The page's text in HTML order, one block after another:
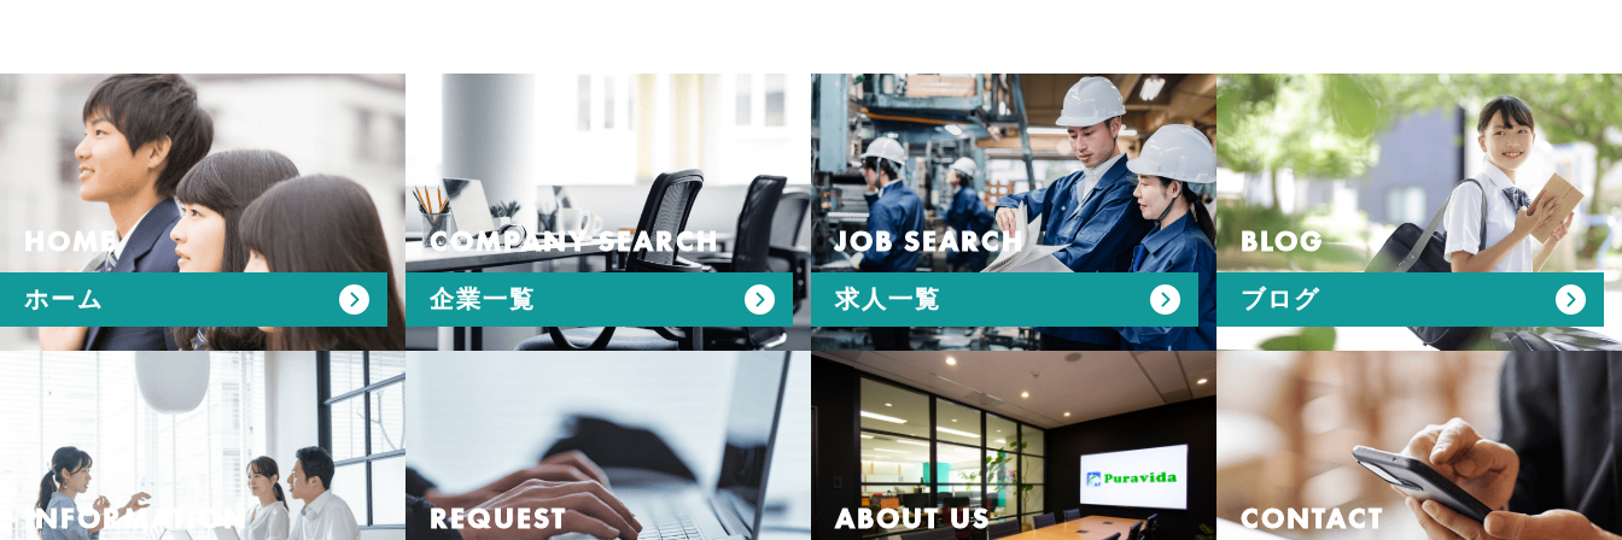
HOME
ホーム
COMPANY SEARCH
企業一覧
JOB SEARCH
求人一覧
BLOG
ブログ
INFORMATION REQUEST ABOUT US CONTACT